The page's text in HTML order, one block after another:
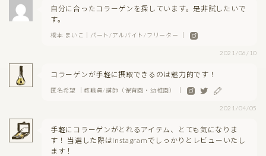
自分に合ったコラーゲンを探しています。是非試したいで
す。
橋本 まいこ｜パート/アルバイト/フリーター ｜
2021/06/10
コラーゲンが手軽に摂取できるのは魅力的です！
匿名希望 ｜教職員/講師（保育園・幼稚園） ｜
2021/04/05
手軽にコラーゲンがとれるアイテム、とても気になりま
す！ 当選した際はInstagramでしっかりとレビューいたし
ます！